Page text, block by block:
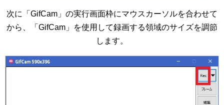
次に「GifCam」の実行画面枠にマウスカーソルを合わせて
から、「GifCam」を使用して録画する領域のサイズを調節
します。